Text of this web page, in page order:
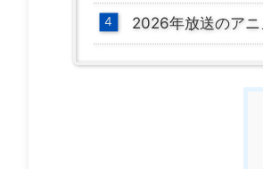
2026年放送のア